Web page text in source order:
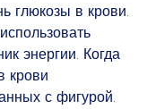
глюкозы в крови.
энергии. Когда
крови
с фигурой.